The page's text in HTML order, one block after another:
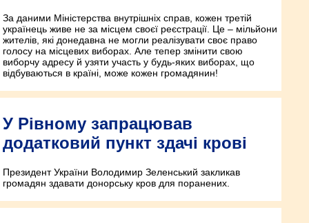
За даними Міністерства внутрішніх справ, кожен третій
українець живе не за місцем своєї реєстрації. Це – мільйони
жителів, які донедавна не могли реалізувати своє право
голосу на місцевих виборах. Але тепер змінити свою
виборчу адресу й узяти участь у будь-яких виборах, що
відбуваються в країні, може кожен громадянин!
У Рівному запрацював
додатковий пункт здачі крові
Президент України Володимир Зеленський закликав
громадян здавати донорську кров для поранених.